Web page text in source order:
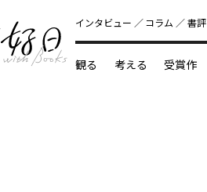
インタビュー コラム 書評
観る 考える 受賞作